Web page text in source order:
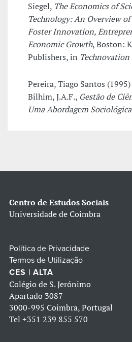
Siegel, The Economics of
Technology: An Overview
Foster Innovation,
Economic Growth, Boston:
Publishers, in Technovation
Pereira, Tiago Santos
Bilhim, J.A.F., Gestão de
Uma Abordagem Sociológica
Centro de Estudos Sociais
Universidade de Coimbra
Política de Privacidade
Termos de Utilização
CES | ALTA
Colégio de S. Jerónimo
Apartado 3087
3000-995 Coimbra, Portugal
Tel +351 239 855 570